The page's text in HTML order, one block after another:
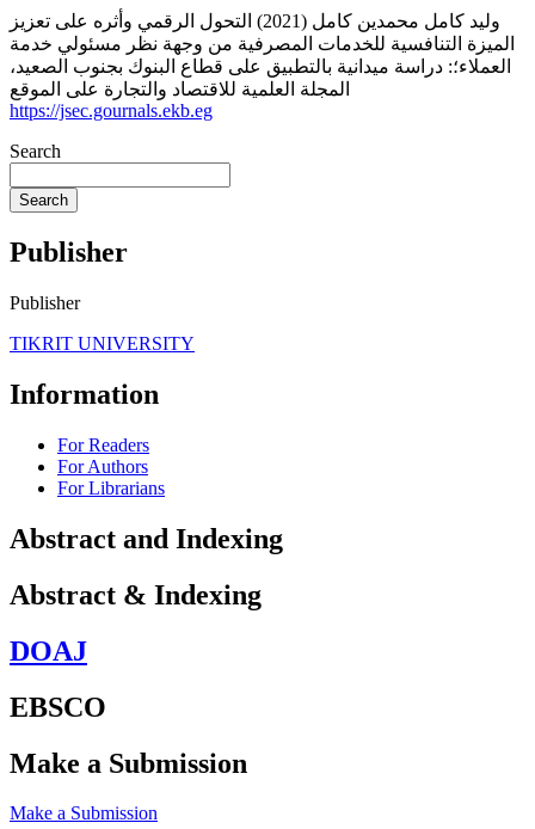
وليد كامل محمدين كامل (2021) التحول الرقمي وأثره على تعزيز
الميزة التنافسية للخدمات المصرفية من وجهة نظر مسئولي خدمة
العملاء؛: دراسة ميدانية بالتطبيق على قطاع البنوك بجنوب الصعيد،
المجلة العلمية للاقتصاد والتجارة على الموقع
https://jsec.gournals.ekb.eg
Search
Search
Publisher
Publisher
TIKRIT UNIVERSITY
Information
For Readers
For Authors
For Librarians
Abstract and Indexing
Abstract & Indexing
DOAJ
EBSCO
Make a Submission
Make a Submission